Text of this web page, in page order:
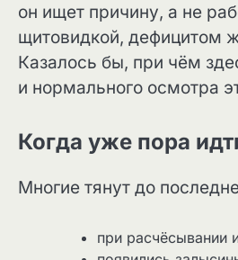
он ищет причину, а не
щитовидкой, дефицитом
Казалось бы, при чём
и нормального осмотра
Когда уже пора
Многие тянут до
при расчёсывании